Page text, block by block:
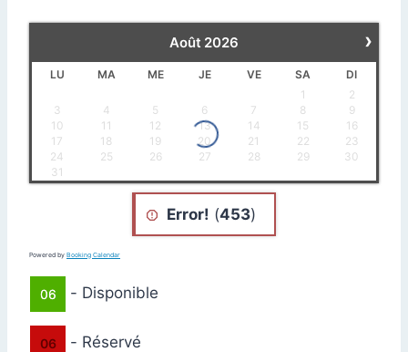
›
Août 2026
LU MA ME JE VE SA
DI
1
2
3
4 5 6 7 8
9
10
11 12 13 14 15
16
17
18 19 20 21 22
23
24
25 26 27 28 29
30
31
Error! (453)
Powered by Booking Calendar
06 - Disponible
06 - Réservé